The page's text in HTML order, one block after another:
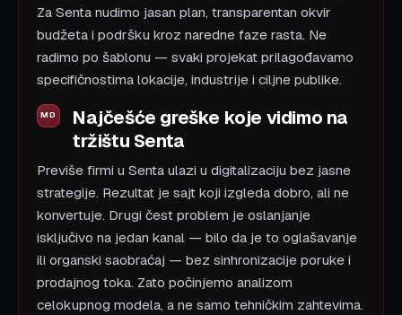
Za Senta nudimo jasan plan, transparentan okvir
budžeta i podršku kroz naredne faze rasta. Ne
radimo po šablonu — svaki projekat prilagođavamo
specifičnostima lokacije, industrije i ciljne publike.
Najčešće greške koje vidimo na
tržištu Senta
Previše firmi u Senta ulazi u digitalizaciju bez jasne
strategije. Rezultat je sajt koji izgleda dobro, ali ne
konvertuje. Drugi čest problem je oslanjanje
isključivo na jedan kanal — bilo da je to oglašavanje
ili organski saobraćaj — bez sinhronizacije poruke i
prodajnog toka. Zato počinjemo analizom
celokupnog modela, a ne samo tehničkim zahtevima.